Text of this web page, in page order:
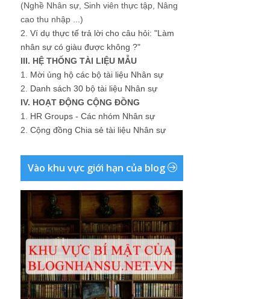
(Nghề Nhân sự, Sinh viên thực tập, Nâng
cao thu nhập ...)
2. Ví dụ thực tế trả lời cho câu hỏi: "Làm
nhân sự có giàu được không ?"
III. HỆ THỐNG TÀI LIỆU MẪU
1. Mời ủng hộ các bộ tài liệu Nhân sự
2. Danh sách 30 bộ tài liệu Nhân sự
IV. HOẠT ĐỘNG CỘNG ĐỒNG
1. HR Groups - Các nhóm Nhân sự
2. Cộng đồng Chia sẻ tài liệu Nhân sự
Vào khu vực giới hạn của blog